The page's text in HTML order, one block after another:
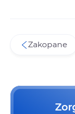
Zakopane